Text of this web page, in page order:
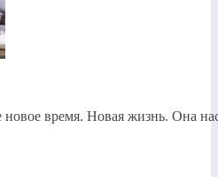
время. Новая жизнь. Она